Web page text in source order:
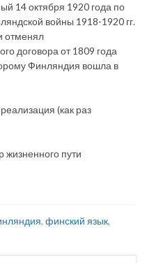
14 октября 1920 года по
войны 1918-1920 гг.
отменял
договора от 1809 года
Финляндия вошла в
(как раз
жизненного пути
, финский язык,